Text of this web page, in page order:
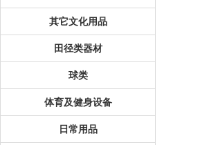
其它文化用品
田径类器材
球类
体育及健身设备
日常用品